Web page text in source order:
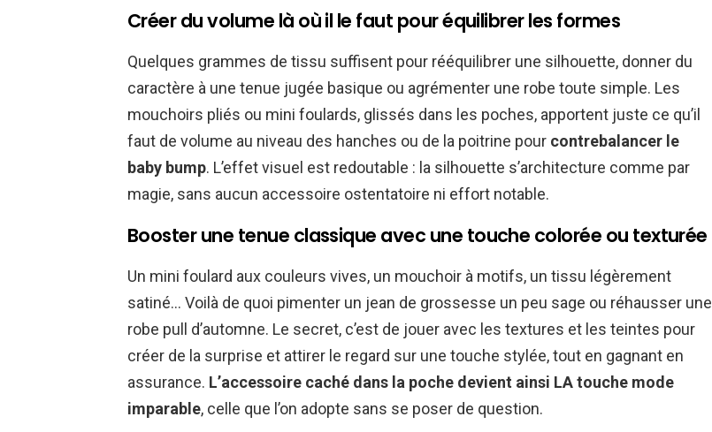
Créer du volume là où il le faut pour équilibrer les formes
Quelques grammes de tissu suffisent pour rééquilibrer une silhouette, donner du
caractère à une tenue jugée basique ou agrémenter une robe toute simple. Les
mouchoirs pliés ou mini foulards, glissés dans les poches, apportent juste ce qu’il
faut de volume au niveau des hanches ou de la poitrine pour contrebalancer le
baby bump. L’effet visuel est redoutable : la silhouette s’architecture comme par
magie, sans aucun accessoire ostentatoire ni effort notable.
Booster une tenue classique avec une touche colorée ou texturée
Un mini foulard aux couleurs vives, un mouchoir à motifs, un tissu légèrement
satiné… Voilà de quoi pimenter un jean de grossesse un peu sage ou réhausser une
robe pull d’automne. Le secret, c’est de jouer avec les textures et les teintes pour
créer de la surprise et attirer le regard sur une touche stylée, tout en gagnant en
assurance. L’accessoire caché dans la poche devient ainsi LA touche mode
imparable, celle que l’on adopte sans se poser de question.